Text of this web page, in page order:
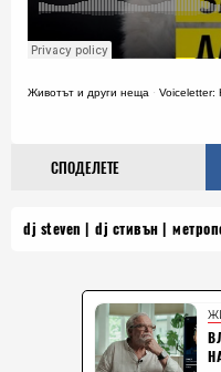
Животът и други неща · Voiceletter:
СПОДЕЛЕТЕ
dj steven dj стивън